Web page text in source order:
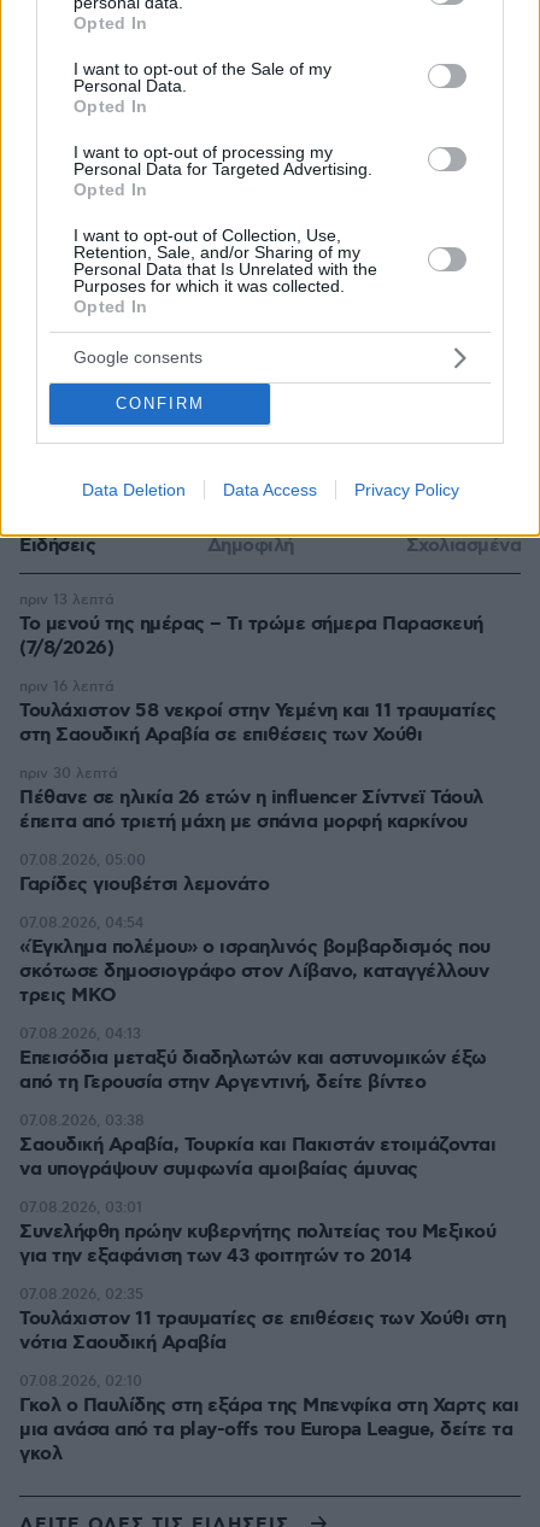
grant or deny consent to Google and its third-party tags to
use your data for below specified purposes in below Google
consent section.
Opted In
I want to opt-out of the Sale of my
Personal Data.
Opted In
I want to opt-out of processing my
Personal Data for Targeted Advertising.
Opted In
I want to opt-out of Collection, Use,
Retention, Sale, and/or Sharing of my
Personal Data that Is Unrelated with the
Purposes for which it was collected.
Opted In
Google consents
CONFIRM
Data Deletion Data Access Privacy Policy
Απομένουν 2500
* Υποχρεωτικά πεδία
ΡΟΗ ΕΙΔΗΣΕΩΝ
Ειδήσεις Δημοφιλή Σχολιασμένα
Το μενού της ημέρας – Τι τρώμε σήμερα Παρασκευή
(7/8/2026)
πριν 13 λεπτά
Τουλάχιστον 58 νεκροί στην Υεμένη και 11 τραυματίες
στη Σαουδική Αραβία σε επιθέσεις των Χούθι
πριν 16 λεπτά
Πέθανε σε ηλικία 26 ετών η influencer Σίντνεϊ Τάουλ
έπειτα από τριετή μάχη με σπάνια μορφή καρκίνου
πριν 30 λεπτά
Γαρίδες γιουβέτσι λεμονάτο
07.08.2026, 05:00
«Έγκλημα πολέμου» ο ισραηλινός βομβαρδισμός που
σκότωσε δημοσιογράφο στον Λίβανο, καταγγέλλουν
τρεις ΜΚΟ
07.08.2026, 04:54
Επεισόδια μεταξύ διαδηλωτών και αστυνομικών έξω
από τη Γερουσία στην Αργεντινή, δείτε βίντεο
07.08.2026, 04:13
Σαουδική Αραβία, Τουρκία και Πακιστάν ετοιμάζονται
να υπογράψουν συμφωνία αμοιβαίας άμυνας
07.08.2026, 03:38
Συνελήφθη πρώην κυβερνήτης πολιτείας του Μεξικού
για την εξαφάνιση των 43 φοιτητών το 2014
07.08.2026, 03:01
Τουλάχιστον 11 τραυματίες σε επιθέσεις των Χούθι στη
νότια Σαουδική Αραβία
07.08.2026, 02:35
Γκολ ο Παυλίδης στη εξάρα της Μπενφίκα στη Χαρτς και
μια ανάσα από τα play-offs του Europa League, δείτε τα
γκολ
07.08.2026, 02:10